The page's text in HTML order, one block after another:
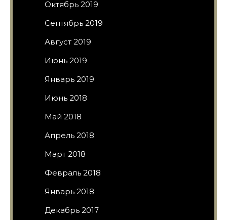
Октябрь 2019
Сентябрь 2019
Август 2019
Июнь 2019
Январь 2019
Июнь 2018
Май 2018
Апрель 2018
Март 2018
Февраль 2018
Январь 2018
Декабрь 2017